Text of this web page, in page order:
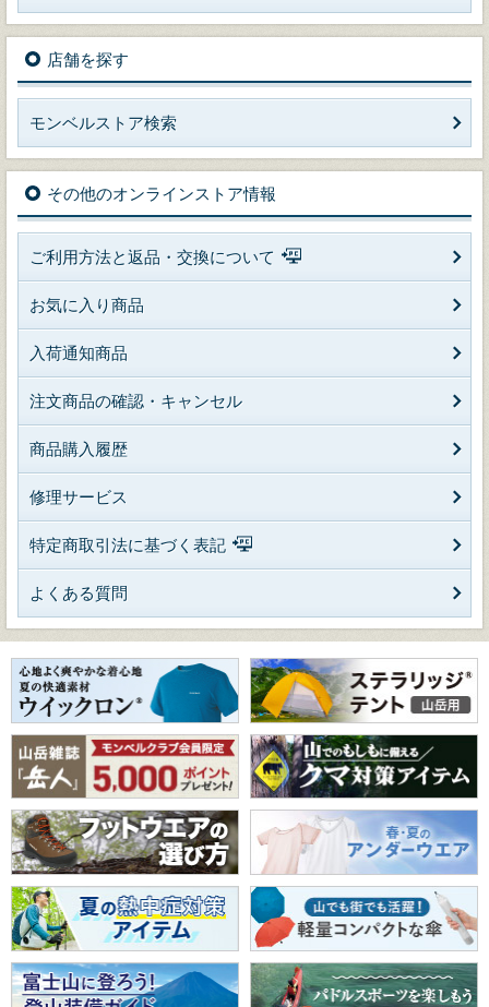
店舗を探す
モンベルストア検索
その他のオンラインストア情報
ご利用方法と返品・交換について
お気に入り商品
入荷通知商品
注文商品の確認・キャンセル
商品購入履歴
修理サービス
特定商取引法に基づく表記
よくある質問